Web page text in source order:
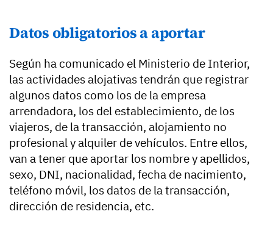
Datos obligatorios a aportar
Según ha comunicado el Ministerio de Interior,
las actividades alojativas tendrán que registrar
algunos datos como los de la empresa
arrendadora, los del establecimiento, de los
viajeros, de la transacción, alojamiento no
profesional y alquiler de vehículos. Entre ellos,
van a tener que aportar los nombre y apellidos,
sexo, DNI, nacionalidad, fecha de nacimiento,
teléfono móvil, los datos de la transacción,
dirección de residencia, etc.